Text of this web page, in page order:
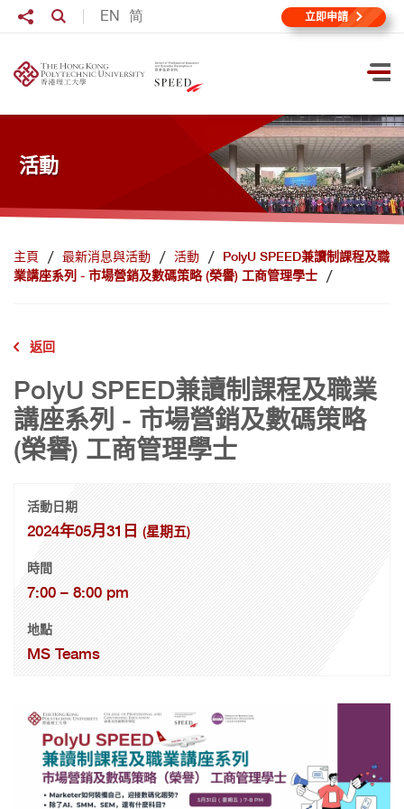
跳到主要內容
打
EN 简
分享至打開搜尋輸入格 立即申請
活動
主頁 最新消息與活動 活動
PolyU SPEED兼讀制課程及職
業講座系列 - 市場營銷及數碼策略 (榮譽) 工商管理學士
返回
PolyU SPEED兼讀制課程及職業
講座系列 - 市場營銷及數碼策略
(榮譽) 工商管理學士
活動日期
2024年05月31日 (星期五)
時間
7:00 – 8:00 pm
地點
MS Teams